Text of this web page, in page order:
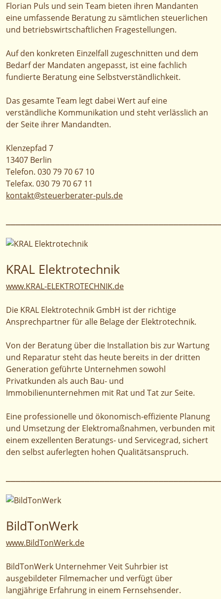
Florian Puls und sein Team bieten ihren Mandanten
eine umfassende Beratung zu sämtlichen steuerlichen
und betriebswirtschaftlichen Fragestellungen.
Auf den konkreten Einzelfall zugeschnitten und dem
Bedarf der Mandaten angepasst, ist eine fachlich
fundierte Beratung eine Selbstverständlichkeit.
Das gesamte Team legt dabei Wert auf eine
verständliche Kommunikation und steht verlässlich an
der Seite ihrer Mandandten.
Klenzepfad 7
13407 Berlin
Telefon. 030 79 70 67 10
Telefax. 030 79 70 67 11
kontakt@steuerberater-puls.de
KRAL Elektrotechnik
www.KRAL-ELEKTROTECHNIK.de
Die KRAL Elektrotechnik GmbH ist der richtige
Ansprechpartner für alle Belage der Elektrotechnik.
Von der Beratung über die Installation bis zur Wartung
und Reparatur steht das heute bereits in der dritten
Generation geführte Unternehmen sowohl
Privatkunden als auch Bau- und
Immobilienunternehmen mit Rat und Tat zur Seite.
Eine professionelle und ökonomisch-effiziente Planung
und Umsetzung der Elektromaßnahmen, verbunden mit
einem exzellenten Beratungs- und Servicegrad, sichert
den selbst auferlegten hohen Qualitätsanspruch.
BildTonWerk
www.BildTonWerk.de
BildTonWerk Unternehmer Veit Suhrbier ist
ausgebildeter Filmemacher und verfügt über
langjährige Erfahrung in einem Fernsehsender.